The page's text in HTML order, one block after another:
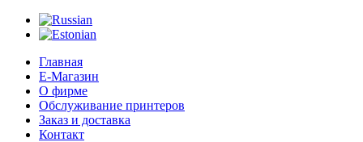
Главная
Е-Магазин
О фирме
Обслуживание принтеров
Заказ и доставка
Контакт